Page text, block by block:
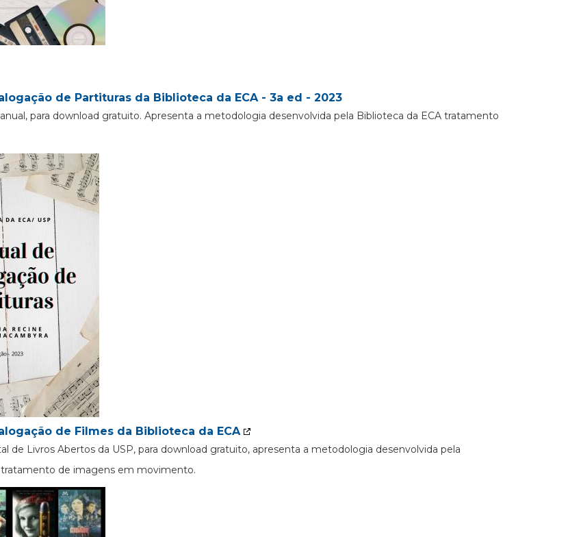
de Partituras da Biblioteca da ECA - 3a ed - 2023
para download gratuito. Apresenta a metodologia desenvolvida pela Biblioteca da ECA tratamento
de Filmes da Biblioteca da ECA
de Livros Abertos da USP, para download gratuito, apresenta a metodologia desenvolvida pela
tratamento de imagens em movimento.